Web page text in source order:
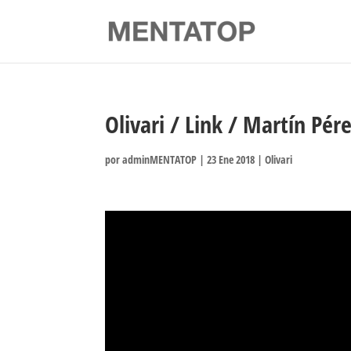
Olivari / Link / Martín
poradminMENTATOP |23 Ene 2018 |Olivari